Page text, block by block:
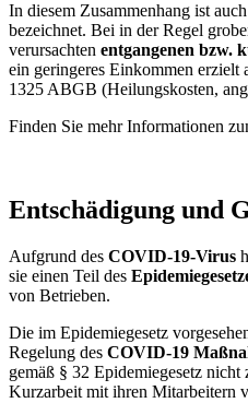
In diesem Zusammenhang ist
bezeichnet. Bei in der Regel
verursachten entgangenen bzw.
ein geringeres Einkommen erzielt
1325 ABGB (Heilungskosten,
Finden Sie mehr Informationen
Entschädigung und
Aufgrund des COVID-19-Virus
sie einen Teil des
von Betrieben.
Die im Epidemiegesetz
Regelung des COVID-19
gemäß § 32 Epidemiegesetz
Kurzarbeit mit ihren Mitarbeitern